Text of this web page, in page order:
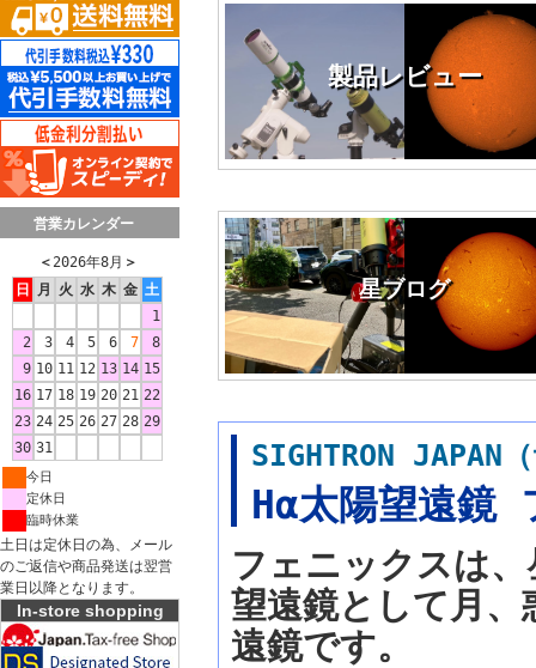
営業カレンダー
＜ 2026年8月 ＞
日
月 火 水 木 金 土
1
2
3 4 5 6 7
8
9 10 11 12 13 14 15
16 17 18 19 20 21 22
23 24 25 26 27 28 29
30 31
今日
定休日
臨時休業
土日は定休日の為、メール
のご返信や商品発送は翌営
業日以降となります。
In-store shopping
製品レビュー
星ブログ
SIGHTRON JAPAN
Hα太陽望遠鏡
フェニックスは
望遠鏡として月
遠鏡です。